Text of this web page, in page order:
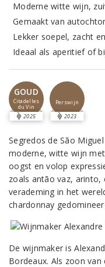
Moderne witte wijn,
Gemaakt van
Lekker soepel, zacht
Ideaal als aperitief of
GOUD
Citadelles
du Vin
2025
Perswijn
2023
Segredos de São
moderne, witte wijn
oogst en volop
zoals antão vaz, arinto,
verademing in het
chardonnay
De wijnmaker is
Bordeaux. Als zoon